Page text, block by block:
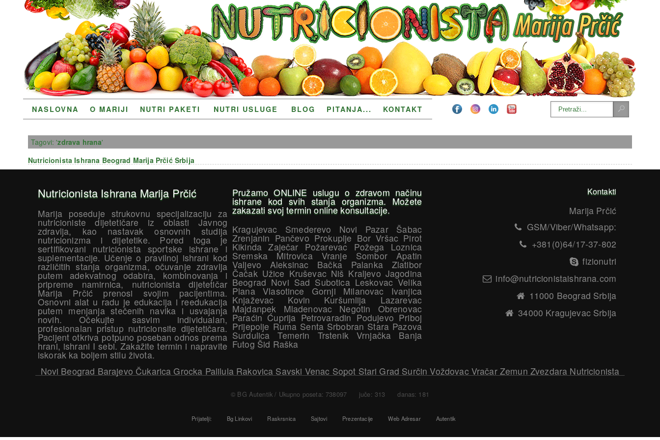
NASLOVNA O MARIJI NUTRI PAKETI NUTRI USLUGE BLOG PITANJA... KONTAKT
Tagovi: 'zdrava hrana'
Nutricionista Ishrana Beograd Marija Prčić Srbija
Nutricionista Ishrana Marija Prčić
Marija poseduje strukovnu specijalizaciju za
nutricioniste dijetetičare iz oblasti Javnog
zdravlja, kao nastavak osnovnih studija
nutricionizma i dijetetike. Pored toga je
sertifikovani nutricionista sportske ishrane i
suplementacije. Učenje o pravilnoj ishrani kod
različitih stanja organizma, očuvanje zdravlja
putem adekvatnog odabira, kombinovanja i
pripreme namirnica, nutricionista dijetetičar
Marija Prčić prenosi svojim pacijentima.
Osnovni alat u radu je edukacija i reedukacija
putem menjanja stečenih navika i usvajanja
novih. Očekujte sasvim individualan,
profesionalan pristup nutricionsite dijetetičara.
Pacijent otkriva potpuno poseban odnos prema
hrani, ishrani I sebi. Zakažite termin i napravite
iskorak ka boljem stilu života.
Pružamo ONLINE uslugu o zdravom načinu
ishrane kod svih stanja organizma. Možete
zakazati svoj termin online konsultacije.
Kragujevac Smederevo Novi Pazar Šabac
Zrenjanin Pančevo Prokuplje Bor Vršac Pirot
Kikinda Zaječar Požarevac Požega Loznica
Sremska Mitrovica Vranje Sombor Apatin
Valjevo Aleksinac Bačka Palanka Zlatibor
Čačak Užice Kruševac Niš Kraljevo Jagodina
Beograd Novi Sad Subotica Leskovac Velika
Plana Vlasotince Gornji Milanovac Ivanjica
Knjaževac Kovin Kuršumlija Lazarevac
Majdanpek Mladenovac Negotin Obrenovac
Paraćin Ćuprija Petrovaradin Podujevo Priboj
Prijepolje Ruma Senta Srbobran Stara Pazova
Surdulica Temerin Trstenik Vrnjačka Banja
Futog Šid Raška
Kontakti
Marija Prčić
GSM/Viber/Whatsapp:
+381(0)64/17-37-802
fizionutri
info@nutricionistaishrana.com
11000 Beograd Srbija
34000 Kragujevac Srbija
Novi Beograd Barajevo Čukarica Grocka Palilula Rakovica Savski Venac Sopot Stari Grad Surčin Voždovac Vračar Zemun Zvezdara Nutricionista
© BG Autentik / Ukupno poseta: 738097 juče: 313 danas: 181
Prijatelji: Bg Linkovi Raskrsnica Sajtovi Prezentacije Web Adresar Autentik